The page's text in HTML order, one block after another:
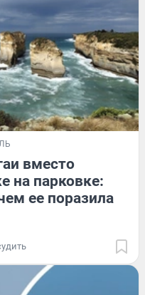
вместо
на парковке:
ее поразила